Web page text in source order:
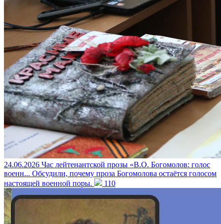
24.06.2026 Час лейтенантской прозы «В.О. Богомолов: голос
военн... Обсудили, почему проза Богомолова остаётся голосом
настоящей военной поры.
110